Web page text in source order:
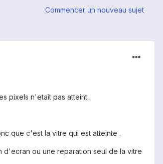
Commencer un nouveau sujet
pixels n'etait pas atteint .
que c'est la vitre qui est atteinte .
ou une reparation seul de la vitre